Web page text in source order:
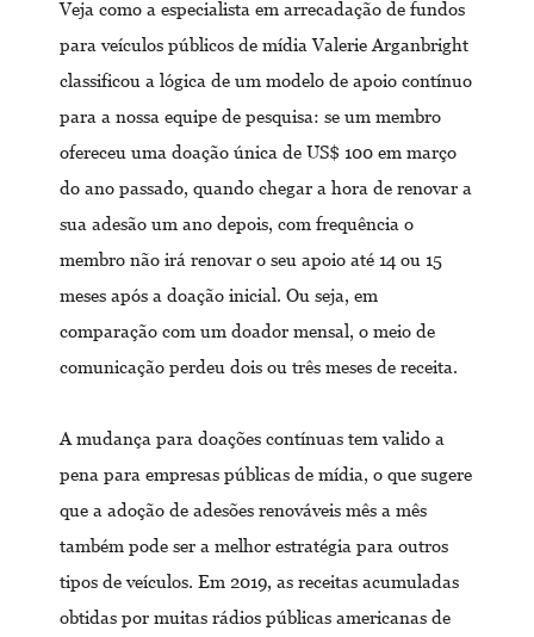
Veja como a especialista em arrecadação de fundos
para veículos públicos de mídia Valerie Arganbright
classificou a lógica de um modelo de apoio contínuo
para a nossa equipe de pesquisa: se um membro
ofereceu uma doação única de US$ 100 em março
do ano passado, quando chegar a hora de renovar a
sua adesão um ano depois, com frequência o
membro não irá renovar o seu apoio até 14 ou 15
meses após a doação inicial. Ou seja, em
comparação com um doador mensal, o meio de
comunicação perdeu dois ou três meses de receita.
A mudança para doações contínuas tem valido a
pena para empresas públicas de mídia, o que sugere
que a adoção de adesões renováveis mês a mês
também pode ser a melhor estratégia para outros
tipos de veículos. Em 2019, as receitas acumuladas
obtidas por muitas rádios públicas americanas de